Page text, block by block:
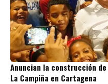
Anuncian la construcción
La Campiña en Cartagena